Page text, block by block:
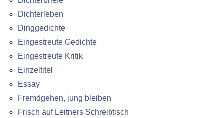
Dichterleben
Dinggedichte
Eingestreute Gedichte
Eingestreute Kritik
Einzeltitel
Essay
Fremdgehen, jung bleiben
Frisch auf Leitners Schreibtisch